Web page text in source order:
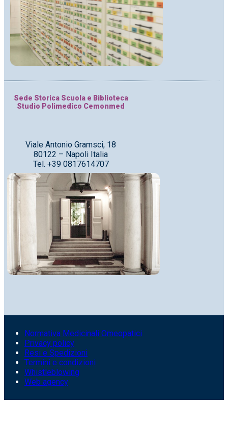
Sede Storica Scuola e Biblioteca
Studio Polimedico Cemonmed
Viale Antonio Gramsci, 18
80122 – Napoli Italia
Tel. +39 0817614707
Normativa Medicinali Omeopatici
Privacy policy
Resi e Spedizioni
Termini e condizioni
Whistleblowing
Web agency